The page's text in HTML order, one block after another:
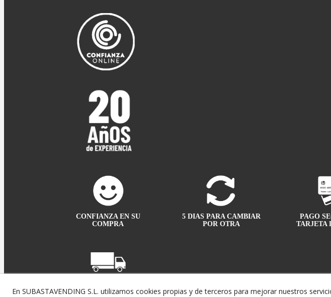
CONFIANZA EN SU
COMPRA
5 DIAS PARA CAMBIAR
POR OTRA
PAGO
TARJETA
TRANSPORTE
En SUBASTAVENDING S.L. utilizamos cookies propias y de terceros para mejorar nuestros